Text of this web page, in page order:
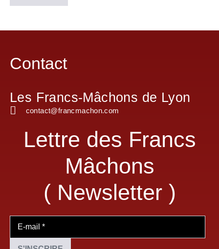
Contact
Les Francs-Mâchons de Lyon
contact@francmachon.com
Lettre des Francs
Mâchons
( Newsletter )